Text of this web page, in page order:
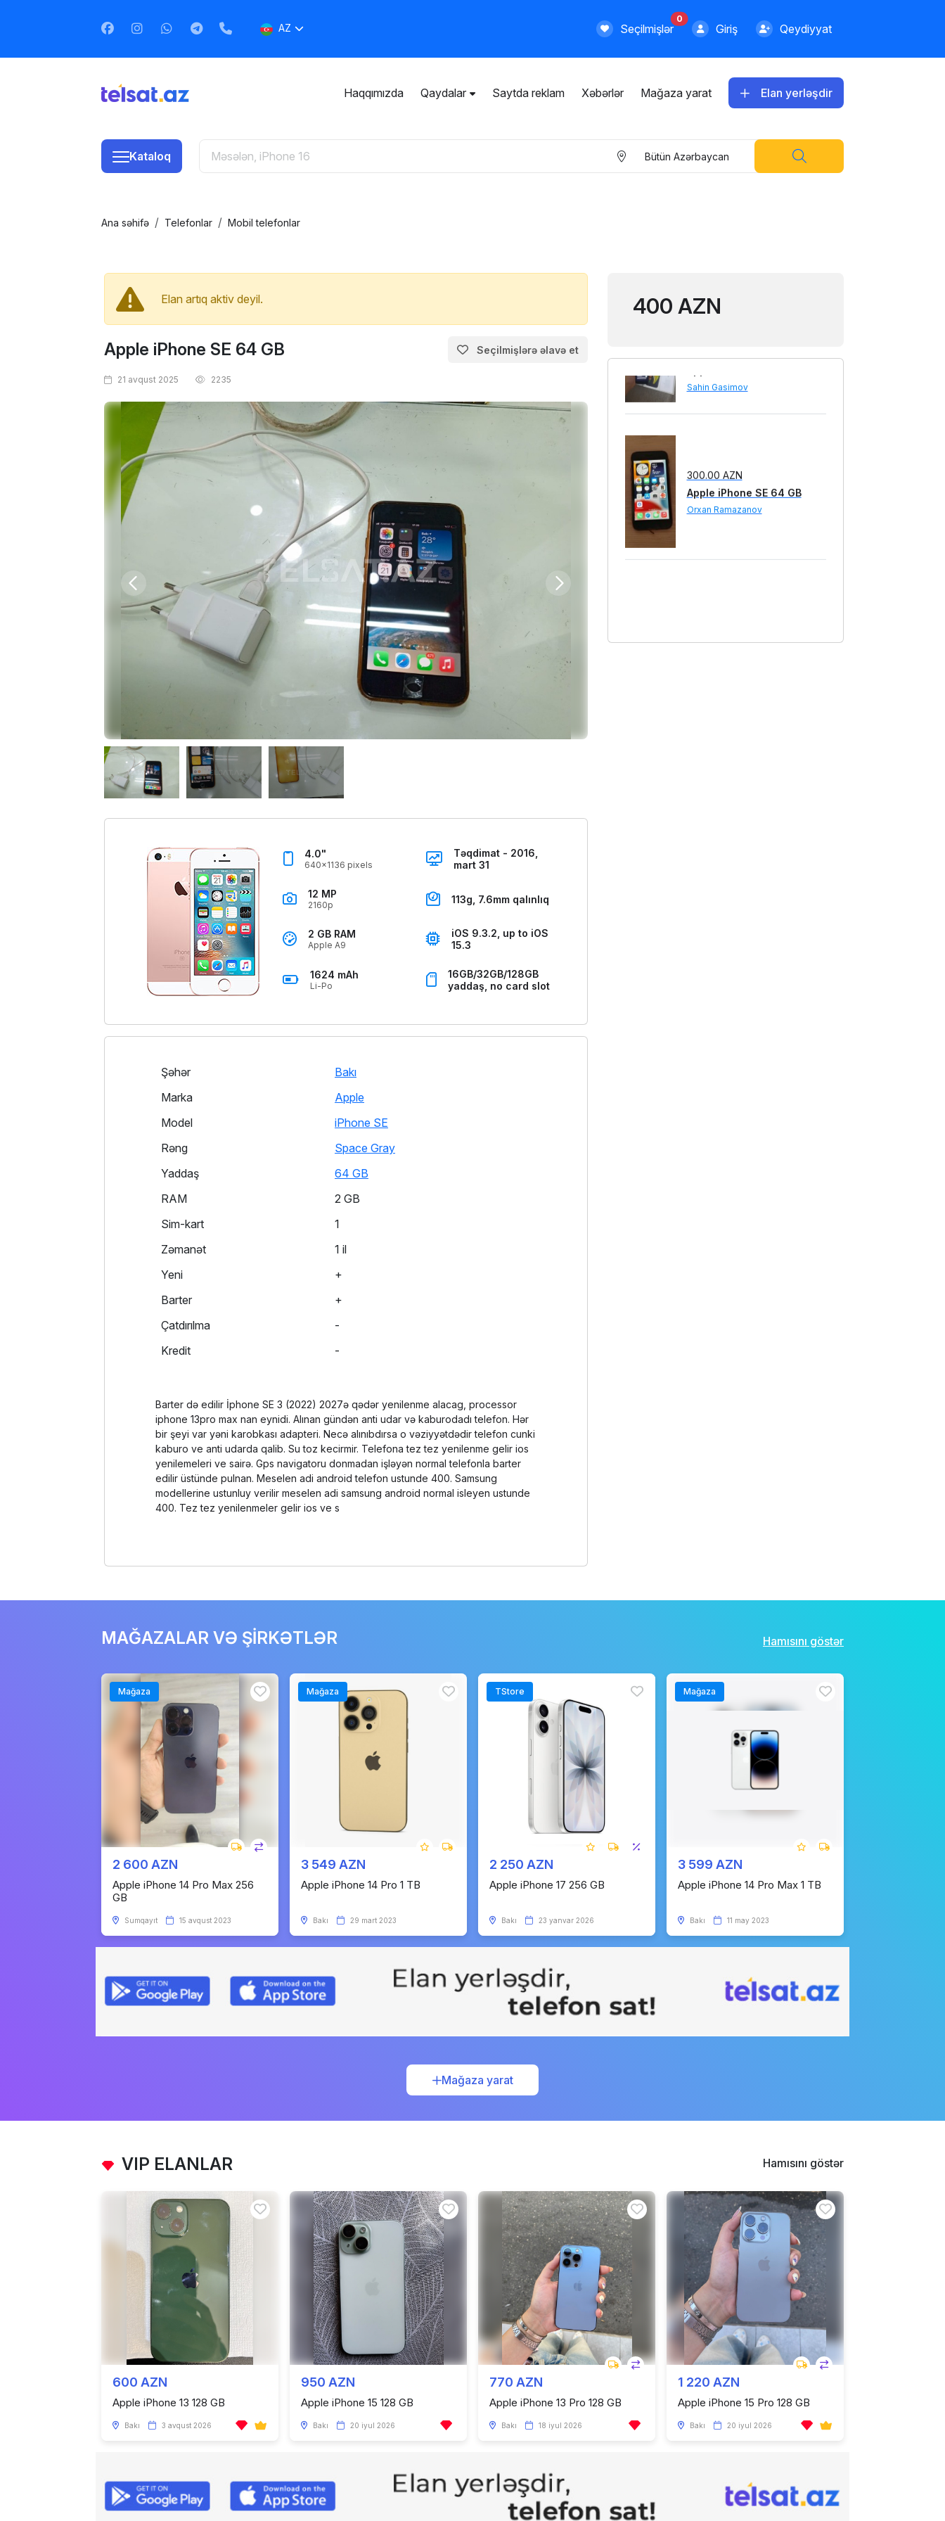
AZ Seçilmişlər
0
Giriş Qeydiyyat
Haqqımızda Qaydalar Saytda reklam Xəbərlər Mağaza yarat Elan yerləşdir
Kataloq Bütün Azərbaycan
Ana səhifə Telefonlar Mobil telefonlar
Elan artıq aktiv deyil.
Apple iPhone SE 64 GB Seçilmişlərə əlavə et
21 avqust 2025 2235
4.0"
640x1136 pixels
Təqdimat - 2016,
mart 31
12 MP
2160p 113g, 7.6mm qalınlıq
2 GB RAM
Apple A9
iOS 9.3.2, up to iOS
15.3
1624 mAh
Li-Po
16GB/32GB/128GB
yaddaş, no card slot
Şəhər
Bakı
Marka
Apple
Model
iPhone SE
Rəng
Space Gray
Yaddaş
64 GB
RAM
2 GB
Sim-kart
1
Zəmanət
1 il
Yeni
+
Barter
+
Çatdırılma
-
Kredit
-
Barter də edilir İphone SE 3 (2022) 2027ə qədər yenilenme alacag, processor
iphone 13pro max nan eynidi. Alınan gündən anti udar və kaburodadı telefon. Hər
bir şeyi var yəni karobkası adapteri. Necə alınıbdırsa o vəziyyətdədir telefon cunki
kaburo ve anti udarda qalib. Su toz kecirmir. Telefona tez tez yenilenme gelir ios
yenilemeleri ve sairə. Gps navigatoru donmadan işləyən normal telefonla barter
edilir üstünde pulnan. Meselen adi android telefon ustunde 400. Samsung
modellerine ustunluy verilir meselen adi samsung android normal isleyen ustunde
400. Tez tez yenilenmeler gelir ios ve s
400 AZN
Sahin Gasimov
300.00 AZN
Apple iPhone SE 64 GB
Orxan Ramazanov
MAĞAZALAR VƏ ŞİRKƏTLƏR Hamısını göstər
Mağaza
2 600 AZN
Apple iPhone 14 Pro Max 256
GB
Sumqayıt 15 avqust 2023
Mağaza
3 549 AZN
Apple iPhone 14 Pro 1 TB
Bakı 29 mart 2023
TStore
2 250 AZN
Apple iPhone 17 256 GB
Bakı 23 yanvar 2026
Mağaza
3 599 AZN
Apple iPhone 14 Pro Max 1 TB
Bakı 11 may 2023
Mağaza yarat
VIP ELANLAR Hamısını göstər
600 AZN
Apple iPhone 13 128 GB
Bakı 3 avqust 2026
950 AZN
Apple iPhone 15 128 GB
Bakı 20 iyul 2026
770 AZN
Apple iPhone 13 Pro 128 GB
Bakı 18 iyul 2026
1 220 AZN
Apple iPhone 15 Pro 128 GB
Bakı 20 iyul 2026